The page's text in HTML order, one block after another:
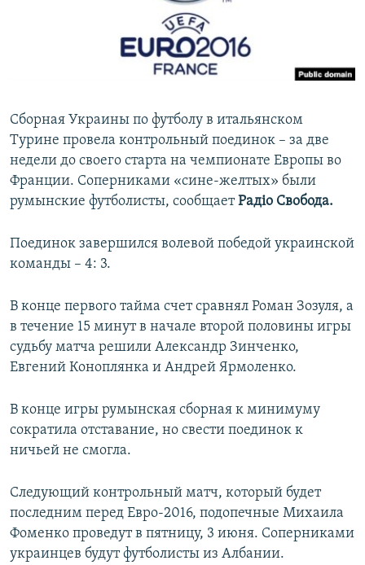
КРЫМ.НЕПОКОРЕННЫЙ
Все сайты RFE/RL
Сборная Украины по футболу в итальянском
Турине провела контрольный поединок – за две
недели до своего старта на чемпионате Европы во
Франции. Соперниками «сине-желтых» были
румынские футболисты, сообщаетРадіо Свобода.
Поединок завершился волевой победой украинской
команды – 4: 3.
В конце первого тайма счет сравнял Роман Зозуля, а
в течение 15 минут в начале второй половины игры
судьбу матча решили Александр Зинченко,
Евгений Коноплянка и Андрей Ярмоленко.
В конце игры румынская сборная к минимуму
сократила отставание, но свести поединок к
ничьей не смогла.
Следующий контрольный матч, который будет
последним перед Евро-2016, подопечные Михаила
Фоменко проведут в пятницу, 3 июня. Соперниками
украинцев будут футболисты из Албании.